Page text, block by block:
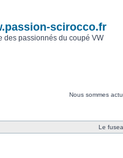
scirocco.fr
des passionnés du coupé VW
Nous sommes
Le